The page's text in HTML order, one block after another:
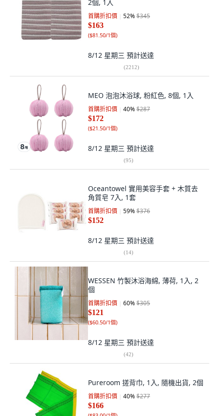
2個, 1入
首購折扣價 52%$345
$163
($81.50/1個)
8/12 星期三 預計送達
(2212)
MEO 泡泡沐浴球, 粉紅色, 8個, 1入
首購折扣價 40%$287
$172
($21.50/1個)
8/12 星期三 預計送達
(95)
Oceantowel 實用美容手套 + 木質去
角質皂 7入, 1套
首購折扣價 59%$376
$152
8/12 星期三 預計送達
(14)
WESSEN 竹製沐浴海綿, 薄荷, 1入, 2
個
首購折扣價 60%$305
$121
($60.50/1個)
8/12 星期三 預計送達
(42)
Pureroom 搓背巾, 1入, 隨機出貨, 2個
首購折扣價 40%$277
$166